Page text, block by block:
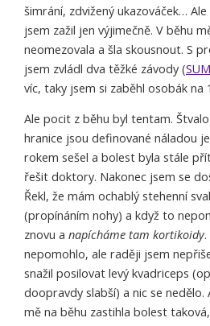
šimrání, zdvižený ukazováček…
jsem zažil jen výjimečně. V běhu
neomezovala a šla skousnout. S
jsem zvládl dva těžké závody (SUM
víc, taky jsem si zaběhl osobák na
Ale pocit z běhu byl tentam.
hranice jsou definované náladou
rokem sešel a bolest byla stále
řešit doktory. Nakonec jsem se
Řekl, že mám ochablý stehenní
(propínáním nohy) a když to
znovu a napícháme tam kortikoidy.
nepomohlo, ale raději jsem
snažil posilovat levý kvadriceps
doopravdy slabší) a nic se nedělo.
mě na běhu zastihla bolest